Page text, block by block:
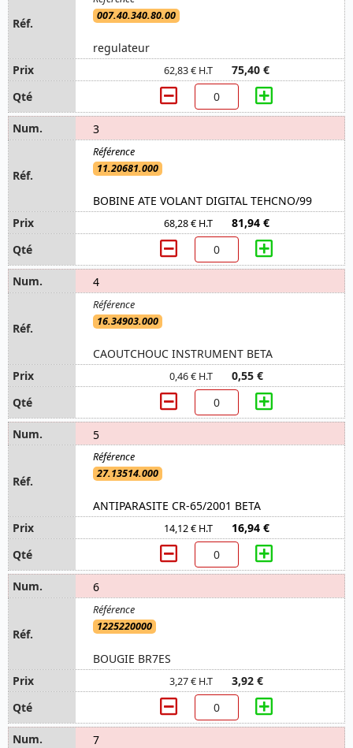
007.40.340.80.00
regulateur
62,83 € H.T 75,40 €
3
11.20681.000
BOBINE ATE VOLANT DIGITAL TEHCNO/99
68,28 € H.T 81,94 €
4
16.34903.000
CAOUTCHOUC INSTRUMENT BETA
0,46 € H.T 0,55 €
5
27.13514.000
ANTIPARASITE CR-65/2001 BETA
14,12 € H.T 16,94 €
6
1225220000
BOUGIE BR7ES
3,27 € H.T 3,92 €
7